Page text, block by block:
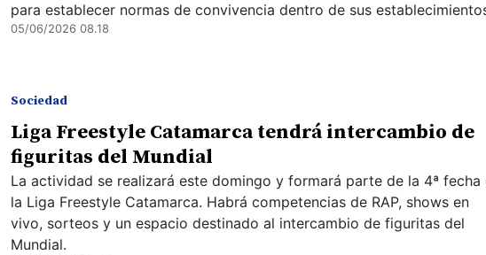
para establecer normas de convivencia dentro de sus
05/06/2026 08.18
Sociedad
Liga Freestyle Catamarca tendrá intercambio de
figuritas del Mundial
La actividad se realizará este domingo y formará parte de la 4ª fecha
la Liga Freestyle Catamarca. Habrá competencias de RAP, shows en
vivo, sorteos y un espacio destinado al intercambio de figuritas del
Mundial.